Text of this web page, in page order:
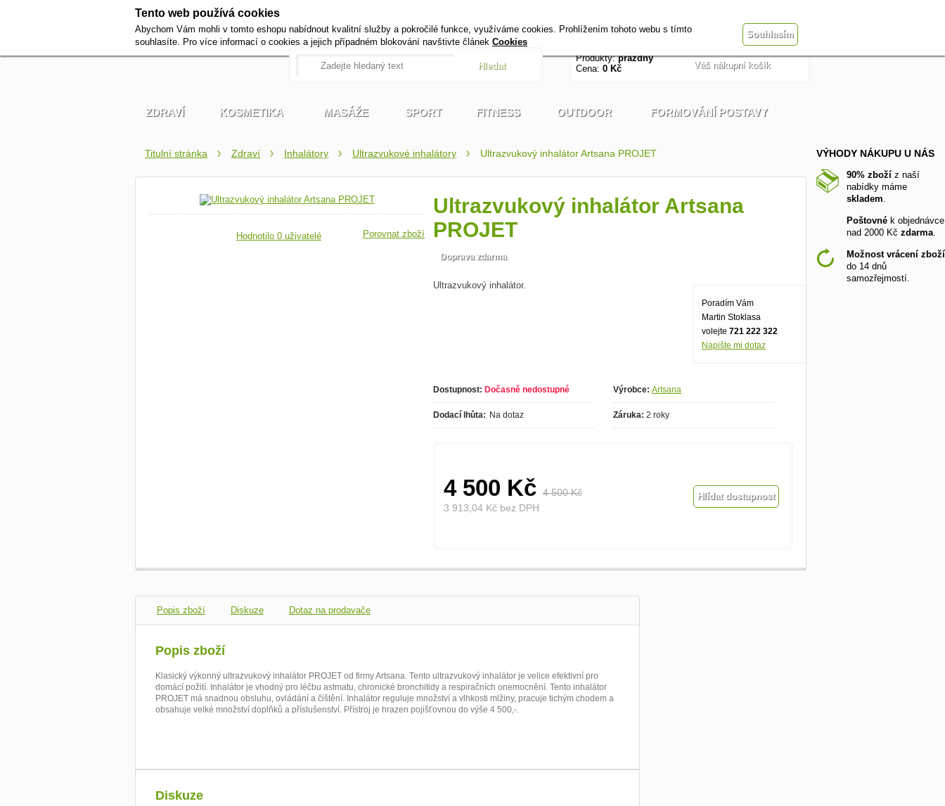
VÝHODY NÁKUPU U NÁS
90% zboží z naší
nabídky máme
skladem.
Poštovné k objednávce
nad 2000 Kč zdarma.
Možnost vrácení zboží
do 14 dnů
samozřejmostí.
Titulní stránka Zdraví Inhalátory Ultrazvukové inhalátory Ultrazvukový inhalátor Artsana PROJET
Hodnotilo 0 uživatelé Porovnat zboží
Ultrazvukový inhalátor Artsana
PROJET
Doprava zdarma
Poradím Vám
Martin Stoklasa
volejte 721 222 322
Napište mi dotaz
Ultrazvukový inhalátor.
Dostupnost: Dočasně nedostupné Výrobce: Artsana
Dodací lhůta: Na dotaz Záruka: 2 roky
Hlídat dostupnost
4 500 Kč 4 500 Kč
3 913,04 Kč bez DPH
Popis zboží Diskuze Dotaz na prodavače
Popis zboží
Klasický výkonný ultrazvukový inhalátor PROJET od firmy Artsana. Tento ultrazvukový inhalátor je velice efektivní pro
domácí požití. Inhalátor je vhodný pro léčbu astmatu, chronické bronchitidy a respiračních onemocnění. Tento inhalátor
PROJET má snadnou obsluhu, ovládání a čištění. Inhalátor reguluje množství a vlhkosti mlžiny, pracuje tichým chodem a
obsahuje velké množství doplňků a příslušenství. Přístroj je hrazen pojišťovnou do výše 4 500,-.
Diskuze
Pracovní dny od 9 do 17 hodin
Produkty:prázdný
Cena: 0 Kč Váš nákupní košík
ZDRAVÍ KOSMETIKA MASÁŽE SPORT FITNESS OUTDOOR FORMOVÁNÍ POSTAVY
Tento web používá cookies
Abychom Vám mohli v tomto eshopu nabídnout kvalitní služby a pokročilé funkce, využíváme cookies. Prohlížením tohoto webu s tímto
souhlasíte. Pro více informací o cookies a jejich případném blokování navštivte článek Cookies
Souhlasím